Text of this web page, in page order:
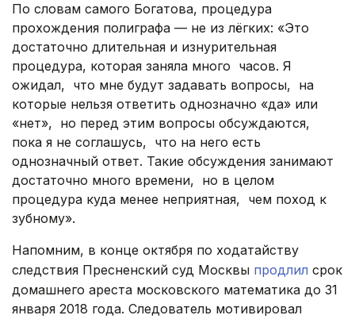
По словам самого Богатова, процедура
прохождения полиграфа — не из лёгких: «Это
достаточно длительная и изнурительная
процедура, которая заняла много часов. Я
ожидал, что мне будут задавать вопросы, на
которые нельзя ответить однозначно «да» или
«нет», но перед этим вопросы обсуждаются,
пока я не соглашусь, что на него есть
однозначный ответ. Такие обсуждения занимают
достаточно много времени, но в целом
процедура куда менее неприятная, чем поход к
зубному».
Напомним, в конце октября по ходатайству
следствия Пресненский суд Москвы продлил срок
домашнего ареста московского математика до 31
января 2018 года. Следователь мотивировал